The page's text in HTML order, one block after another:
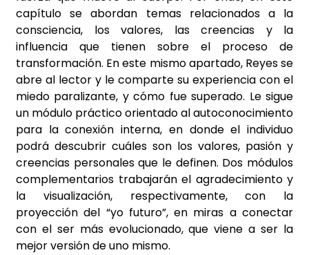
capítulo se abordan temas relacionados a la
consciencia, los valores, las creencias y la
influencia que tienen sobre el proceso de
transformación. En este mismo apartado, Reyes se
abre al lector y le comparte su experiencia con el
miedo paralizante, y cómo fue superado. Le sigue
un módulo práctico orientado al autoconocimiento
para la conexión interna, en donde el individuo
podrá descubrir cuáles son los valores, pasión y
creencias personales que le definen. Dos módulos
complementarios trabajarán el agradecimiento y
la visualización, respectivamente, con la
proyección del “yo futuro”, en miras a conectar
con el ser más evolucionado, que viene a ser la
mejor versión de uno mismo.